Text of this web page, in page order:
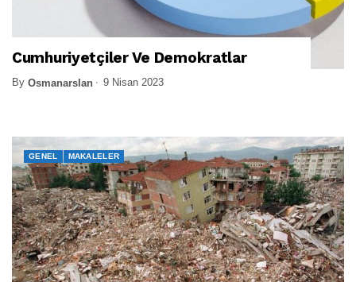
Cumhuriyetçiler Ve Demokratlar
By Osmanarslan 9 Nisan 2023
GENEL MAKALELER